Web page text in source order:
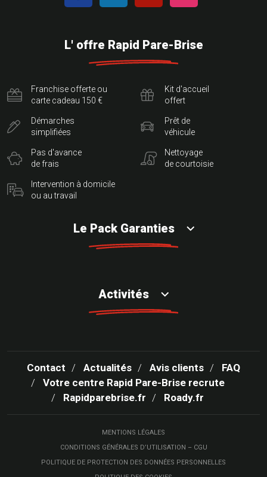
L' offre Rapid Pare-Brise
Franchise offerte ou
carte cadeau 150 €
Démarches
simplifiées
Pas d'avance
de frais
Intervention à domicile
ou au travail
Kit d'accueil
offert
Prêt de
véhicule
Nettoyage
de courtoisie
Le Pack Garanties
Activités
Contact Actualités Avis clients
FAQ
Votre centre Rapid Pare-Brise recrute
Rapidparebrise.fr
Roady.fr
MENTIONS LÉGALES
CONDITIONS GÉNÉRALES D’UTILISATION – CGU
POLITIQUE DE PROTECTION DES DONNÉES PERSONNELLES